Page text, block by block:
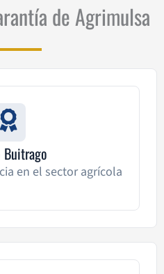
de Agrimulsa
Buitrago
en el sector agrícola